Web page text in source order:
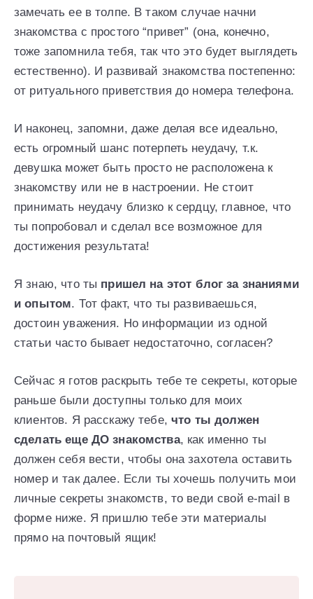
замечать ее в толпе. В таком случае начни
знакомства с простого “привет” (она, конечно,
тоже запомнила тебя, так что это будет выглядеть
естественно). И развивай знакомства постепенно:
от ритуального приветствия до номера телефона.
И наконец, запомни, даже делая все идеально,
есть огромный шанс потерпеть неудачу, т.к.
девушка может быть просто не расположена к
знакомству или не в настроении. Не стоит
принимать неудачу близко к сердцу, главное, что
ты попробовал и сделал все возможное для
достижения результата!
Я знаю, что ты пришел на этот блог за знаниями
и опытом. Тот факт, что ты развиваешься,
достоин уважения. Но информации из одной
статьи часто бывает недостаточно, согласен?
Сейчас я готов раскрыть тебе те секреты, которые
раньше были доступны только для моих
клиентов. Я расскажу тебе,что ты должен
сделать еще ДО знакомства, как именно ты
должен себя вести, чтобы она захотела оставить
номер и так далее. Если ты хочешь получить мои
личные секреты знакомств, то веди свой e-mail в
форме ниже. Я пришлю тебе эти материалы
прямо на почтовый ящик!